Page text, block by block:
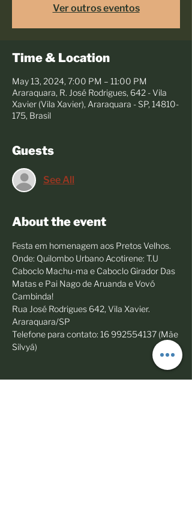
Ver outros eventos
Time & Location
May 13, 2024, 7:00 PM – 11:00 PM
Araraquara, R. José Rodrigues, 642 - Vila
Xavier (Vila Xavier), Araraquara - SP, 14810-
175, Brasil
Guests
See All
About the event
Festa em homenagem aos Pretos Velhos.
Onde: Quilombo Urbano Acotirene: T.U
Caboclo Machu-ma e Caboclo Girador Das
Matas e Pai Nago de Aruanda e Vovó
Cambinda!
Rua José Rodrigues 642, Vila Xavier.
Araraquara/SP
Telefone para contato: 16 992554137 (Mãe
Silvyá)